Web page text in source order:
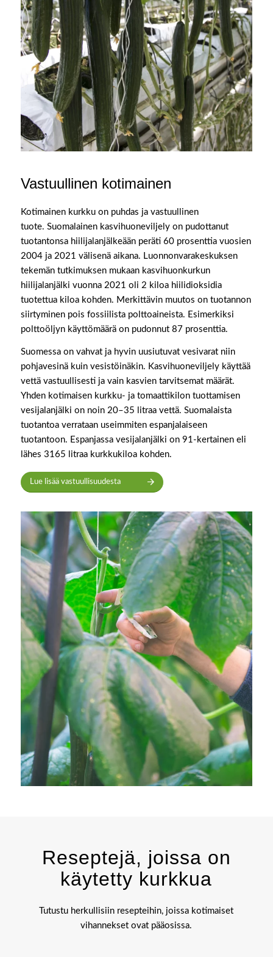
Vastuullinen kotimainen
Kotimainen kurkku on puhdas ja vastuullinen
tuote. Suomalainen kasvihuoneviljely on pudottanut
tuotantonsa hiilijalanjälkeään peräti 60 prosenttia vuosien
2004 ja 2021 välisenä aikana. Luonnonvarakeskuksen
tekemän tutkimuksen mukaan kasvihuonkurkun
hiilijalanjälki vuonna 2021 oli 2 kiloa hiilidioksidia
tuotettua kiloa kohden. Merkittävin muutos on tuotannon
siirtyminen pois fossiilista polttoaineista. Esimerkiksi
polttoöljyn käyttömäärä on pudonnut 87 prosenttia.
Suomessa on vahvat ja hyvin uusiutuvat vesivarat niin
pohjavesinä kuin vesistöinäkin. Kasvihuoneviljely käyttää
vettä vastuullisesti ja vain kasvien tarvitsemat määrät.
Yhden kotimaisen kurkku- ja tomaattikilon tuottamisen
vesijalanjälki on noin 20–35 litraa vettä. Suomalaista
tuotantoa verrataan useimmiten espanjalaiseen
tuotantoon. Espanjassa vesijalanjälki on 91-kertainen eli
lähes 3165 litraa kurkkukiloa kohden.
Lue lisää vastuullisuudesta
Reseptejä, joissa on
käytetty kurkkua
Tutustu herkullisiin resepteihin, joissa kotimaiset
vihannekset ovat pääosissa.